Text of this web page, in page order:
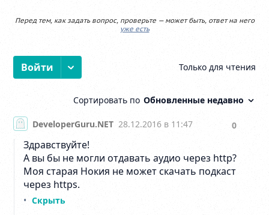
Перед тем, как задать вопрос, проверьте — может быть, ответ на него
уже есть